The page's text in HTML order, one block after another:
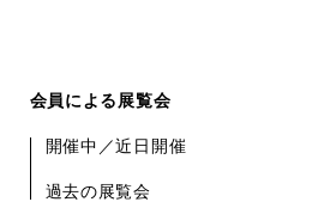
会員による展覧会
開催中／近日開催
過去の展覧会